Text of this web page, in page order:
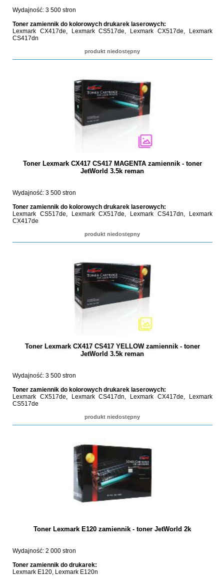
Wydajność: 3 500 stron
Toner zamiennik do kolorowych drukarek laserowych:
Lexmark CX417de, Lexmark CS517de, Lexmark CX517de, Lexmark
CS417dn
produkt niedostępny
Toner Lexmark CX417 CS417 MAGENTA zamiennik - toner
JetWorld 3.5k reman
Wydajność: 3 500 stron
Toner zamiennik do kolorowych drukarek laserowych:
Lexmark CS517de, Lexmark CX517de, Lexmark CS417dn, Lexmark
CX417de
produkt niedostępny
Toner Lexmark CX417 CS417 YELLOW zamiennik - toner
JetWorld 3.5k reman
Wydajność: 3 500 stron
Toner zamiennik do kolorowych drukarek laserowych:
Lexmark CX517de, Lexmark CS417dn, Lexmark CX417de, Lexmark
CS517de
produkt niedostępny
Toner Lexmark E120 zamiennik - toner JetWorld 2k
Wydajność: 2 000 stron
Toner zamiennik do drukarek:
Lexmark E120, Lexmark E120n